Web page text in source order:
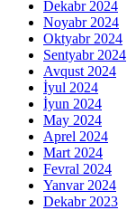
Dekabr 2024
Noyabr 2024
Oktyabr 2024
Sentyabr 2024
Avqust 2024
İyul 2024
İyun 2024
May 2024
Aprel 2024
Mart 2024
Fevral 2024
Yanvar 2024
Dekabr 2023